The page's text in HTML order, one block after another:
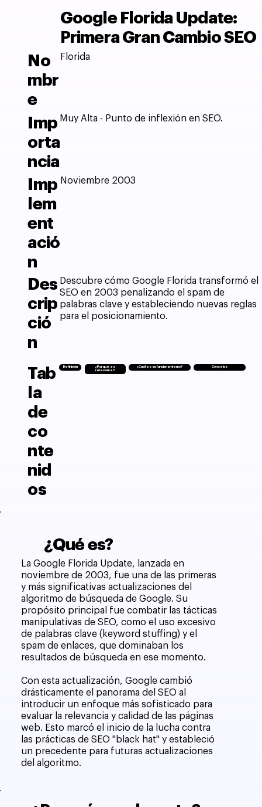
Google Florida Update:
Primera Gran Cambio SEO
No
mbr
e
Florida
Imp
orta
ncia
Muy Alta - Punto de inflexión en SEO.
Imp
lem
ent
ació
n
Noviembre 2003
Des
crip
ció
n
Descubre cómo Google Florida transformó el
SEO en 2003 penalizando el spam de
palabras clave y estableciendo nuevas reglas
para el posicionamiento.
Tab
la
de
co
nte
nid
os
Definición
¿Por qué es
relevante?
¿Cuál es su funcionamiento? Consejos
¿Qué es?
La Google Florida Update, lanzada en
noviembre de 2003, fue una de las primeras
y más significativas actualizaciones del
algoritmo de búsqueda de Google. Su
propósito principal fue combatir las tácticas
manipulativas de SEO, como el uso excesivo
de palabras clave (keyword stuffing) y el
spam de enlaces, que dominaban los
resultados de búsqueda en ese momento.
Con esta actualización, Google cambió
drásticamente el panorama del SEO al
introducir un enfoque más sofisticado para
evaluar la relevancia y calidad de las páginas
web. Esto marcó el inicio de la lucha contra
las prácticas de SEO "black hat" y estableció
un precedente para futuras actualizaciones
del algoritmo.